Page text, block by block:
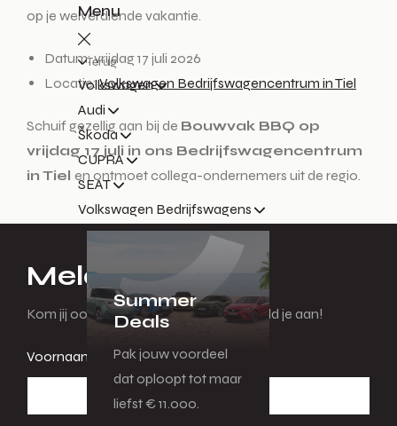
Menu
Terug
Volkswagen
Audi
Škoda
CUPRA
SEAT
Volkswagen Bedrijfswagens
Summer
Deals
Pak jouw voordeel
dat oploopt tot maar
liefst € 11.000.
op je welverdiende vakantie.
Datum: vrijdag 17 juli 2026
Locatie:Volkswagen Bedrijfswagencentrum in Tiel
Schuif gezellig aan bij de Bouwvak BBQ op
vrijdag 17 juli in ons Bedrijfswagencentrum
in Tiel en ontmoet collega-ondernemers uit de regio.
Meld je aan
Kom jij ook naar de Bouwvak BBQ? Meld je aan!
Voornaam